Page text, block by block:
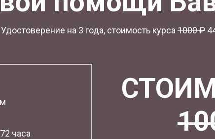
на 3 года, стоимость курса 1000 ₽
часа